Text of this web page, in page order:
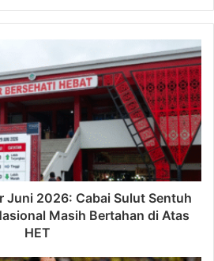
Juni 2026: Cabai Sulut Sentuh
Masih Bertahan di Atas
HET